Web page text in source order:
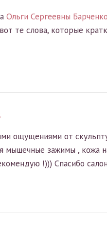
Ольги Сергеевны
те слова, которые
ощущениями от
мышечные зажимы , кожа
!))) Спасибо